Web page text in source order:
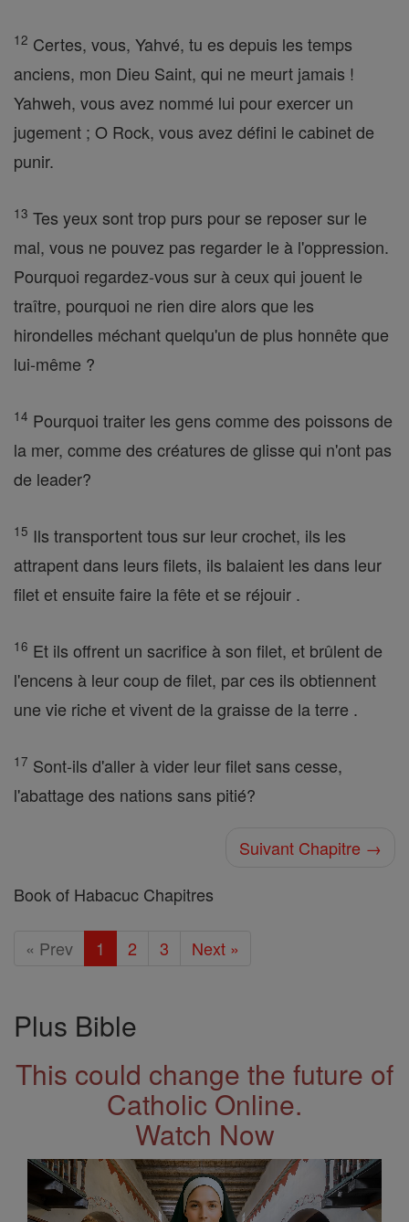
12 Certes, vous, Yahvé, tu es depuis les temps
anciens, mon Dieu Saint, qui ne meurt jamais !
Yahweh, vous avez nommé lui pour exercer un
jugement ; O Rock, vous avez défini le cabinet de
punir.
13 Tes yeux sont trop purs pour se reposer sur le
mal, vous ne pouvez pas regarder le à l'oppression.
Pourquoi regardez-vous sur à ceux qui jouent le
traître, pourquoi ne rien dire alors que les
hirondelles méchant quelqu'un de plus honnête que
lui-même ?
14 Pourquoi traiter les gens comme des poissons de
la mer, comme des créatures de glisse qui n'ont pas
de leader?
15 Ils transportent tous sur leur crochet, ils les
attrapent dans leurs filets, ils balaient les dans leur
filet et ensuite faire la fête et se réjouir .
16 Et ils offrent un sacrifice à son filet, et brûlent de
l'encens à leur coup de filet, par ces ils obtiennent
une vie riche et vivent de la graisse de la terre .
17 Sont-ils d'aller à vider leur filet sans cesse,
l'abattage des nations sans pitié?
Suivant Chapitre →
Book of Habacuc Chapitres
« Prev 1 2 3 Next »
Plus Bible
This could change the future of
Catholic Online.
Watch Now